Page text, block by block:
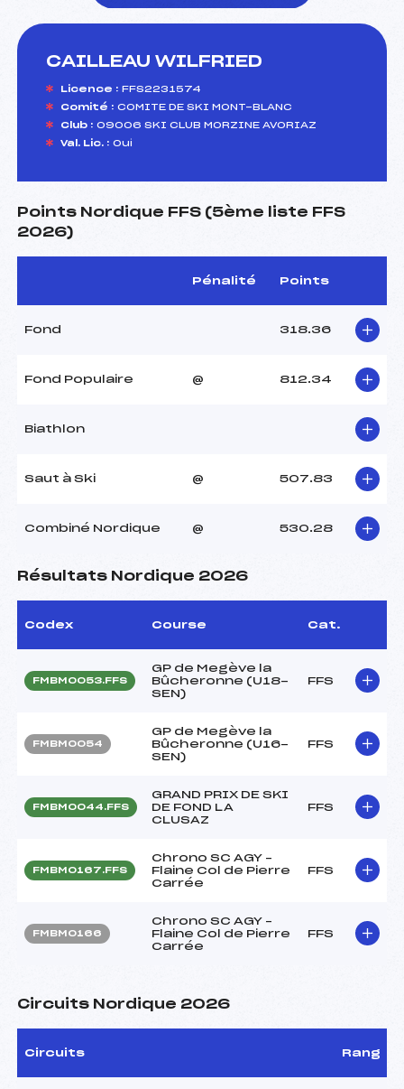
CAILLEAU WILFRIED
Licence : FFS2231574
Comité : COMITE DE SKI MONT-BLANC
Club : 09006 SKI CLUB MORZINE AVORIAZ
Val. Lic. : Oui
Points Nordique FFS (5ème liste FFS
2026)
Pénalité Points
Fond 318.36
Fond Populaire @ 812.34
Biathlon
Saut à Ski @ 507.83
Combiné Nordique @ 530.28
Résultats Nordique 2026
Codex Course Cat.
FMBM0053.FFS
GP de Megève la
Bûcheronne (U18-
SEN)
FFS
FMBM0054
GP de Megève la
Bûcheronne (U16-
SEN)
FFS
FMBM0044.FFS
GRAND PRIX DE SKI
DE FOND LA
CLUSAZ
FFS
FMBM0167.FFS
Chrono SC AGY –
Flaine Col de Pierre
Carrée
FFS
FMBM0166
Chrono SC AGY –
Flaine Col de Pierre
Carrée
FFS
Circuits Nordique 2026
Circuits Rang